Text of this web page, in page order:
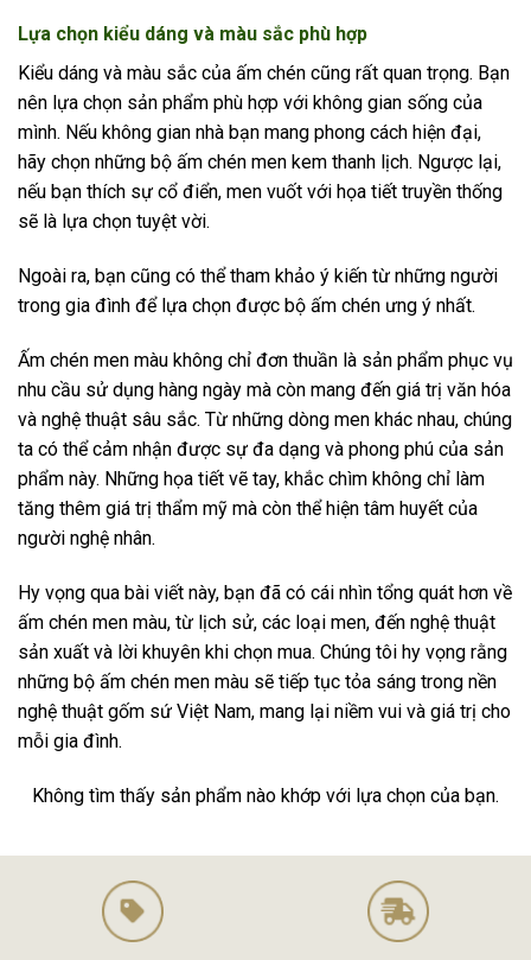
Lựa chọn kiểu dáng và màu sắc phù hợp
Kiểu dáng và màu sắc của ấm chén cũng rất quan trọng. Bạn
nên lựa chọn sản phẩm phù hợp với không gian sống của
mình. Nếu không gian nhà bạn mang phong cách hiện đại,
hãy chọn những bộ ấm chén men kem thanh lịch. Ngược lại,
nếu bạn thích sự cổ điển, men vuốt với họa tiết truyền thống
sẽ là lựa chọn tuyệt vời.
Ngoài ra, bạn cũng có thể tham khảo ý kiến từ những người
trong gia đình để lựa chọn được bộ ấm chén ưng ý nhất.
Ấm chén men màu không chỉ đơn thuần là sản phẩm phục vụ
nhu cầu sử dụng hàng ngày mà còn mang đến giá trị văn hóa
và nghệ thuật sâu sắc. Từ những dòng men khác nhau, chúng
ta có thể cảm nhận được sự đa dạng và phong phú của sản
phẩm này. Những họa tiết vẽ tay, khắc chìm không chỉ làm
tăng thêm giá trị thẩm mỹ mà còn thể hiện tâm huyết của
người nghệ nhân.
Hy vọng qua bài viết này, bạn đã có cái nhìn tổng quát hơn về
ấm chén men màu, từ lịch sử, các loại men, đến nghệ thuật
sản xuất và lời khuyên khi chọn mua. Chúng tôi hy vọng rằng
những bộ ấm chén men màu sẽ tiếp tục tỏa sáng trong nền
nghệ thuật gốm sứ Việt Nam, mang lại niềm vui và giá trị cho
mỗi gia đình.
Không tìm thấy sản phẩm nào khớp với lựa chọn của bạn.